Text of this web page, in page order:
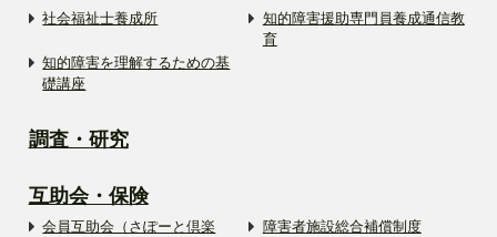
社会福祉士養成所
知的障害援助専門員養成通信教
育
知的障害を理解するための基
礎講座
調査・研究
互助会・保険
会員互助会（さぽーと倶楽
障害者施設総合補償制度